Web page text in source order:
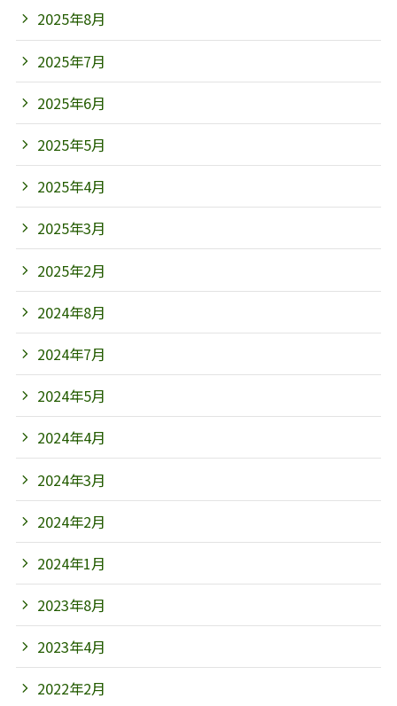
2025年8月
2025年7月
2025年6月
2025年5月
2025年4月
2025年3月
2025年2月
2024年8月
2024年7月
2024年5月
2024年4月
2024年3月
2024年2月
2024年1月
2023年8月
2023年4月
2022年2月